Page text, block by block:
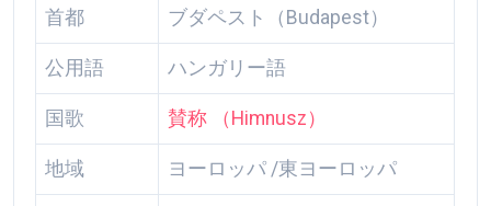
首都 ブダペスト（Budapest）
公用語 ハンガリー語
国歌 賛称 （Himnusz）
地域 ヨーロッパ /東ヨーロッパ